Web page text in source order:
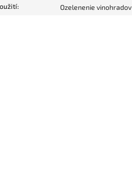
: Ozelenenie vinohradov